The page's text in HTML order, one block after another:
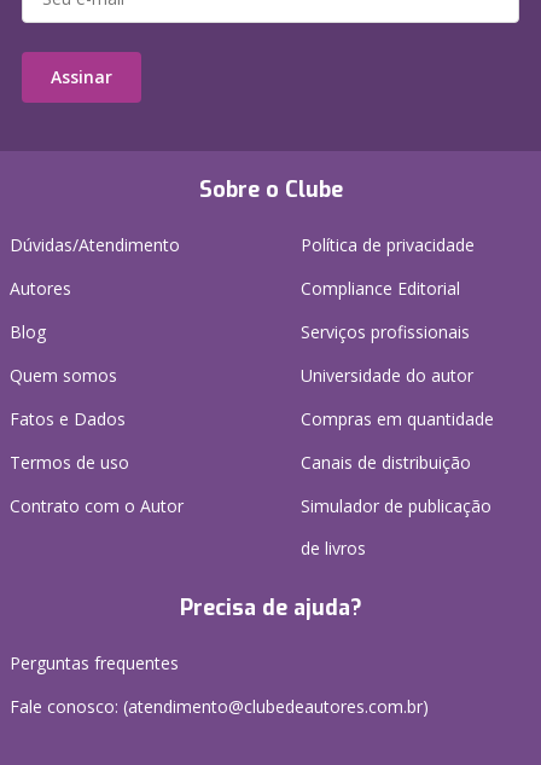
Sobre o Clube
Dúvidas/Atendimento
Autores
Blog
Quem somos
Fatos e Dados
Termos de uso
Contrato com o Autor
Política de privacidade
Compliance Editorial
Serviços profissionais
Universidade do autor
Compras em quantidade
Canais de distribuição
Simulador de publicação
de livros
Precisa de ajuda?
Perguntas frequentes
Fale conosco: (atendimento@clubedeautores.com.br)
Assinar